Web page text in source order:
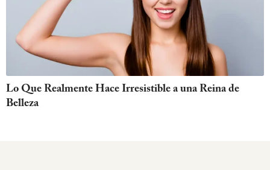
Lo Que Realmente Hace Irresistible a una Reina de
Belleza